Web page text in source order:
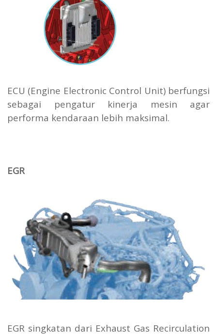
ECU (Engine Electronic Control Unit) berfungsi
sebagai pengatur kinerja mesin agar
performa kendaraan lebih maksimal.
EGR
EGR singkatan dari Exhaust Gas Recirculation